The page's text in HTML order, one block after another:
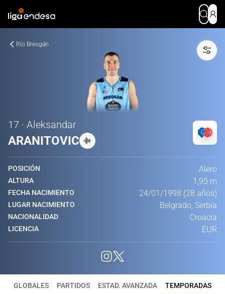
Río Breogán
17 · Aleksandar
ARANITOVIC
POSICIÓN Alero
ALTURA 1,95 m
FECHA NACIMIENTO 24/01/1998 (28 años)
LUGAR NACIMIENTO Belgrado, Serbia
NACIONALIDAD Croacia
LICENCIA EUR
GLOBALES PARTIDOS ESTAD. AVANZADA TEMPORADAS